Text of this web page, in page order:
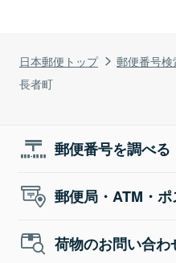
日本郵便トップ 郵便番号検
長者町
郵便番号を調べる
郵便局・ATM・
荷物のお問い合わ